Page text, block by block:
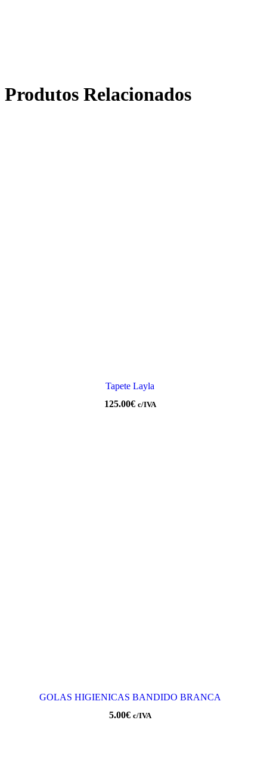
Produtos Relacionados
Tapete Layla
125.00€ c/IVA
GOLAS HIGIENICAS BANDIDO BRANCA
5.00€ c/IVA